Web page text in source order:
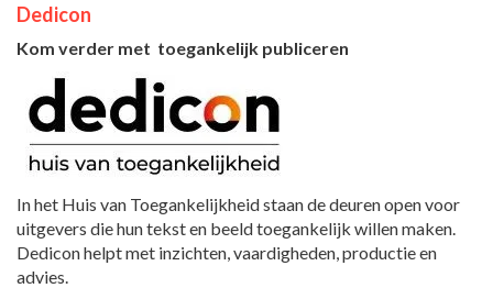
Dedicon
Kom verder met toegankelijk publiceren
In het Huis van Toegankelijkheid staan de deuren open voor
uitgevers die hun tekst en beeld toegankelijk willen maken.
Dedicon helpt met inzichten, vaardigheden, productie en
advies.